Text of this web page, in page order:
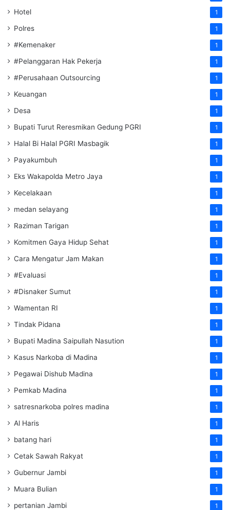
Hotel 1
Polres 1
#Kemenaker 1
#Pelanggaran Hak Pekerja 1
#Perusahaan Outsourcing 1
Keuangan 1
Desa 1
Bupati Turut Reresmikan Gedung PGRI 1
Halal Bi Halal PGRI Masbagik 1
Payakumbuh 1
Eks Wakapolda Metro Jaya 1
Kecelakaan 1
medan selayang 1
Raziman Tarigan 1
Komitmen Gaya Hidup Sehat 1
Cara Mengatur Jam Makan 1
#Evaluasi 1
#Disnaker Sumut 1
Wamentan RI 1
Tindak Pidana 1
Bupati Madina Saipullah Nasution 1
Kasus Narkoba di Madina 1
Pegawai Dishub Madina 1
Pemkab Madina 1
satresnarkoba polres madina 1
Al Haris 1
batang hari 1
Cetak Sawah Rakyat 1
Gubernur Jambi 1
Muara Bulian 1
pertanian Jambi 1